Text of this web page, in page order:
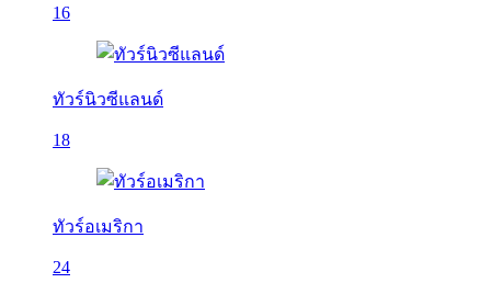
16
ทัวร์นิวซีแลนด์
18
ทัวร์อเมริกา
24